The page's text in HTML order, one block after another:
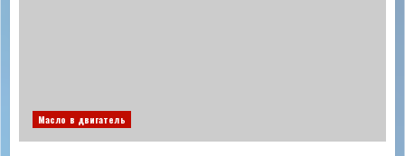
Масло в двигатель